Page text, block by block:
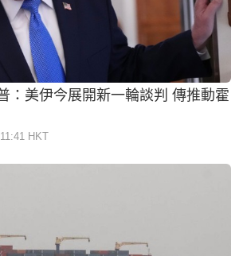
：美伊今展開新一輪談判 傳推動霍
HKT